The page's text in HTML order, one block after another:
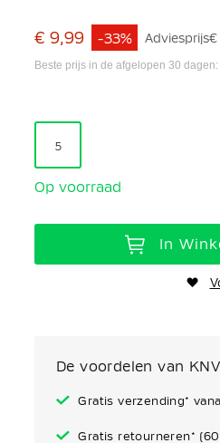
€ 9,99 Adviesprijs€
-33%
Beste prijs in de afgelopen 30
5
Op voorraad
In
De voordelen van
Gratis verzending*
Gratis retourneren*